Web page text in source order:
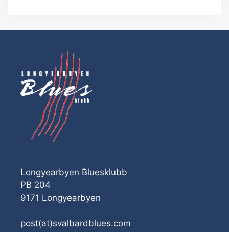
Longyearbyen Bluesklubb
PB 204
9171 Longyearbyen
post(at)svalbardblues.com